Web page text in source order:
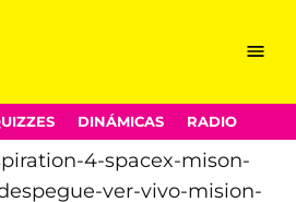
Menu
DINÁMICAS RADIO